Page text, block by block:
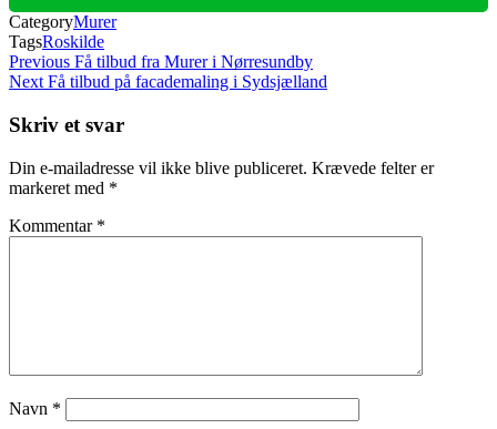
CategoryMurer
TagsRoskilde
Indlægsnavigation
Previous
Post
Previous Få tilbud fra Murer i Nørresundby
Next
Next Få tilbud på facademaling i Sydsjælland
Skriv et svar
Din e-mailadresse vil ikke blive publiceret. Krævede felter er
markeret med *
Kommentar *
Navn *